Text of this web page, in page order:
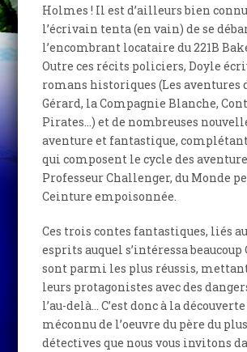
Holmes ! Il est d’ailleurs bien
l’écrivain tenta (en vain) de se
l’encombrant locataire du 221B
Outre ces récits policiers, Doyle
romans historiques (Les aventures
Gérard, la Compagnie Blanche,
Pirates…) et de nombreuses
aventure et fantastique,
qui composent le cycle des
Professeur Challenger, du Monde
Ceinture empoisonnée.
Ces trois contes fantastiques, liés
esprits auquel s’intéressa beaucoup
sont parmi les plus réussis,
leurs protagonistes avec des
l’au-delà… C’est donc à la
méconnu de l’oeuvre du père du
détectives que nous vous invitons